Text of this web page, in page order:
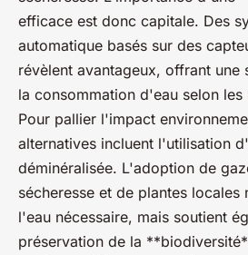
efficace est donc capitale. Des
automatique basés sur des
révèlent avantageux, offrant une
la consommation d'eau selon
Pour pallier l'impact
alternatives incluent l'utilisation
déminéralisée. L'adoption de
sécheresse et de plantes locales
l'eau nécessaire, mais soutient
préservation de la